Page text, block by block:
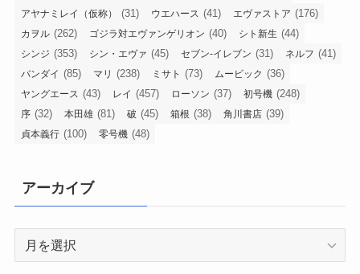
アヤナミレイ（仮称） (31) ウエハース (41) エヴァストア (176)
カヲル (262) ゴジラ対エヴァンゲリオン (40) シト新生 (44)
シンジ (353) シン・エヴァ (45) セブン-イレブン (31) ネルフ (41)
バンダイ (85) マリ (238) ミサト (73) ムービック (36)
ヤングエース (43) レイ (457) ローソン (37) 初号機 (248)
序 (32) 本田雄 (81) 破 (45) 箱根 (38) 角川書店 (39)
貞本義行 (100) 零号機 (48)
アーカイブ